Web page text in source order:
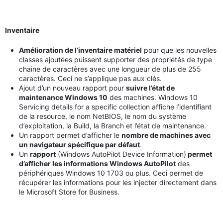
Inventaire
Amélioration de l’inventaire matériel pour que les nouvelles
classes ajoutées puissent supporter des propriétés de type
chaine de caractères avec une longueur de plus de 255
caractères. Ceci ne s’applique pas aux clés.
Ajout d’un nouveau rapport pour suivre l’état de
maintenance Windows 10 des machines. Windows 10
Servicing details for a specific collection affiche l’identifiant
de la resource, le nom NetBIOS, le nom du système
d’exploitation, la Build, la Branch et l’état de maintenance.
Un rapport permet d’afficher le nombre de machines avec
un navigateur spécifique par défaut.
Un rapport (Windows AutoPilot Device Information) permet
d’afficher les informations Windows AutoPilot des
périphériques Windows 10 1703 ou plus. Ceci permet de
récupérer les informations pour les injecter directement dans
le Microsoft Store for Business.